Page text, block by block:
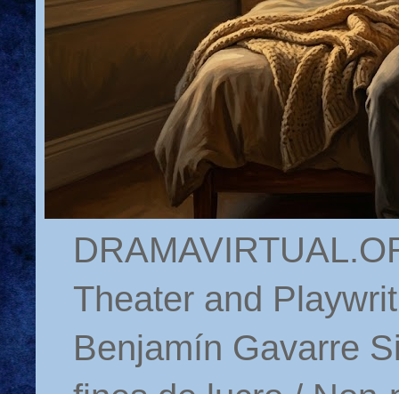
Theater and
Benjamín Gavarre